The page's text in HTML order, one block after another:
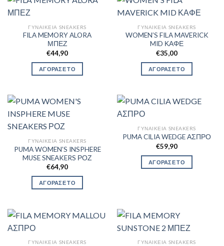
ΓΥΝΑΙΚΕΊΑ SNEAKERS
FILA MEMORY ALORA
ΜΠΕΖ
€44,90
ΑΓΟΡΑΣΕ ΤΟ
ΓΥΝΑΙΚΕΊΑ SNEAKERS
WOMEN’S FILA MAVERICK
MID ΚΑΦΕ
€35,00
ΑΓΟΡΑΣΕ ΤΟ
ΓΥΝΑΙΚΕΊΑ SNEAKERS
PUMA WOMEN’S INSPHERE
MUSE SNEAKERS ΡΟΖ
€64,90
ΑΓΟΡΑΣΕ ΤΟ
ΓΥΝΑΙΚΕΊΑ SNEAKERS
PUMA CILIA WEDGE ΑΣΠΡΟ
€59,90
ΑΓΟΡΑΣΕ ΤΟ
ΓΥΝΑΙΚΕΊΑ SNEAKERS ΓΥΝΑΙΚΕΊΑ SNEAKERS